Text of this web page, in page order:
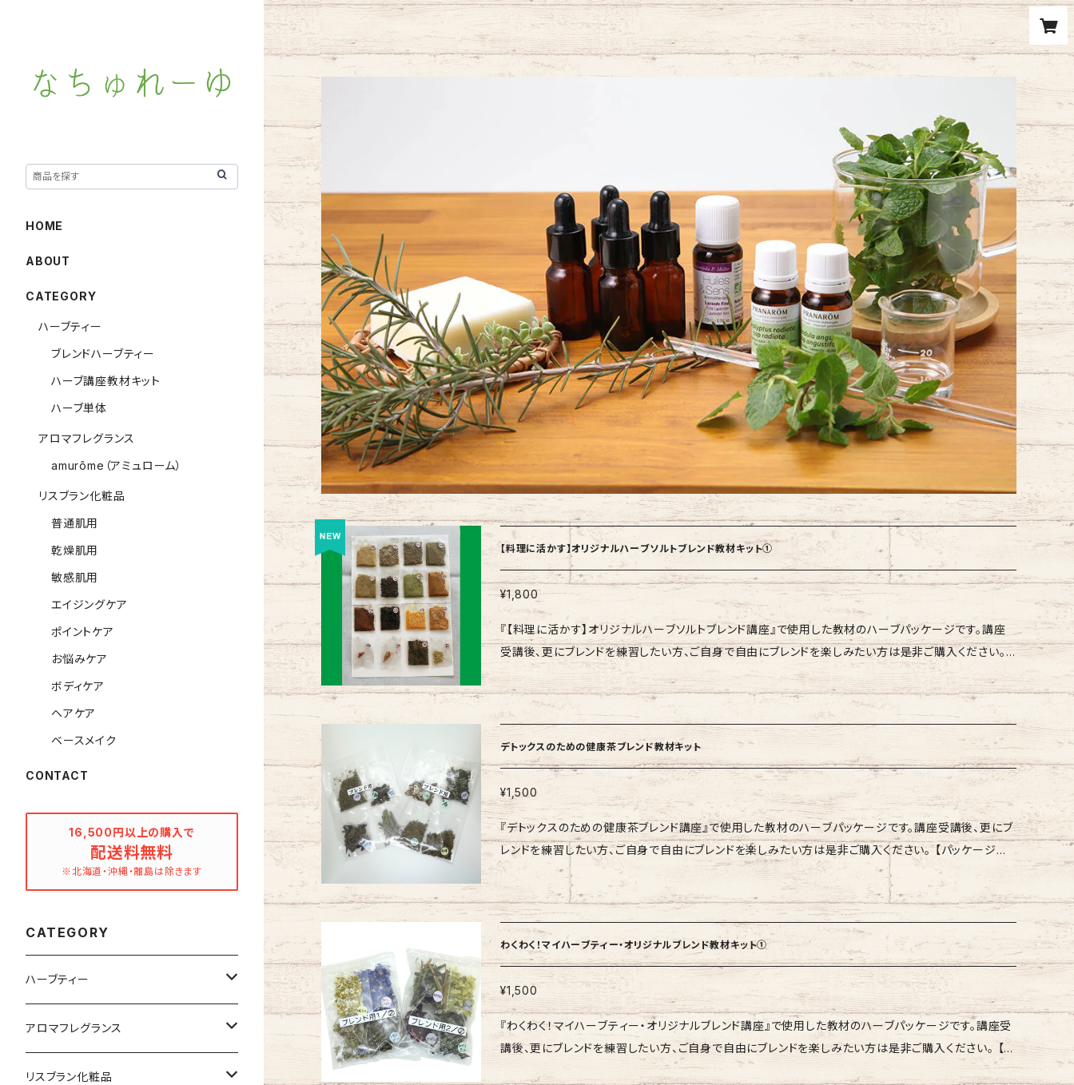
【料理に活かす】オリジナルハーブソルトブレンド教材キット①
¥1,800
『【料理に活かす】オリジナルハーブソルトブレンド講座』で使用した教材のハーブパッケージです。講座
受講後、更にブレンドを練習したい方、ご自身で自由にブレンドを楽しみたい方は是非ご購入ください。
【パッケージ構成】 オレガノ／ブラックペッパー／バジル／よもぎ／ セージ／サンショウ／ローズマリ
ー／クミン／ オールスパイス／ローズヒップ／陳皮／ユズ／ 花椒／コリアンダー／紫蘇／フェンネル
※1種類につき、1～4ｇ程度、重さはハーブの種類によって違います。 ※本商品には、自然由来の原料を
使用しているため、色合いや風味が変化する場合がございます。その点、あらかじめご了承ください。 ※
それぞれのハーブを個包装のパッケージでお送りいたします。 ※ハーブ単体での購入をご希望の場合は
以下フォームよりお問い合わせください。 https://eichiand.com/contact/
デトックスのための健康茶ブレンド教材キット
¥1,500
『デトックスのための健康茶ブレンド講座』で使用した教材のハーブパッケージです。講座受講後、更にブ
レンドを練習したい方、ご自身で自由にブレンドを楽しみたい方は是非ご購入ください。 【パッケージ構
成】8種類のハーブ・薬草（各5ｇ） ・バードック ・レモングラス ・どくだみ ・ホーステール ・ヨモギ ・アニ
スシード ・ジュニパーベリー ・クマザサ ※本商品には、自然由来の原料を使用しているため、色合いや
風味が変化する場合がございます。その点、あらかじめご了承ください。
わくわく！マイハーブティー・オリジナルブレンド教材キット①
¥1,500
『わくわく！マイハーブティー・オリジナルブレンド講座』で使用した教材のハーブパッケージです。講座受
講後、更にブレンドを練習したい方、ご自身で自由にブレンドを楽しみたい方は是非ご購入ください。 【パ
ッケージ構成】8種類のハーブ（各5ｇ） ・ジャーマンカモミール ・レモンバーム ・ローゼル ・スペアミント
HOME
ABOUT
CATEGORY
ハーブティー
ブレンドハーブティー
ハーブ講座教材キット
ハーブ単体
アロマフレグランス
amurôme（アミュローム）
リスブラン化粧品
普通肌用
乾燥肌用
敏感肌用
エイジングケア
ポイントケア
お悩みケア
ボディケア
ヘアケア
ベースメイク
CONTACT
16,500円以上の購入で
配送料無料
※北海道・沖縄・離島は除きます
CATEGORY
ハーブティー
ブレンドハーブティー
ハーブ講座教材キット
アロマフレグランス
amurôme（アミュローム）
リスブラン化粧品